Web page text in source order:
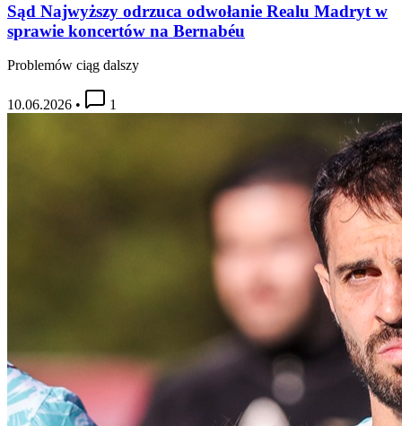
Sąd Najwyższy odrzuca odwołanie Realu Madryt w
sprawie koncertów na Bernabéu
Problemów ciąg dalszy
10.06.2026 • 1